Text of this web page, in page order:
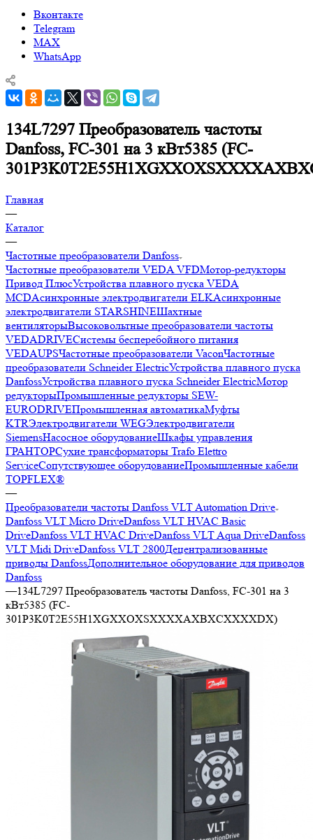
Вконтакте
Telegram
MAX
WhatsApp
134L7297 Преобразователь частоты
Danfoss, FC-301 на 3 кВт5385 (FC-
Главная
—
Каталог
—
Частотные преобразователи Danfoss
Частотные преобразователи VEDA VFDМотор-редукторы
Привод ПлюсУстройства плавного пуска VEDA
MCDАсинхронные электродвигатели ELKАсинхронные
электродвигатели STARSHINEШахтные
вентиляторыВысоковольтные преобразователи частоты
VEDADRIVEСистемы бесперебойного питания
VEDAUPSЧастотные преобразователи VaconЧастотные
преобразователи Schneider ElectricУстройства плавного пуска
DanfossУстройства плавного пуска Schneider ElectricМотор
редукторыПромышленные редукторы SEW-
EURODRIVEПромышленная автоматикаМуфты
KTRЭлектродвигатели WEGЭлектродвигатели
SiemensНасосное оборудованиеШкафы управления
ГРАНТОРСухие трансформаторы Trafo Elettro
ServiceСопутствующее оборудованиеПромышленные кабели
TOPFLEX®
—
Преобразователи частоты Danfoss VLT Automation Drive
Danfoss VLT Micro DriveDanfoss VLT HVAC Basic
DriveDanfoss VLT HVAC DriveDanfoss VLT Aqua DriveDanfoss
VLT Midi DriveDanfoss VLT 2800Децентрализованные
приводы DanfossДополнительное оборудование для приводов
Danfoss
—134L7297 Преобразователь частоты Danfoss, FC-301 на 3
кВт5385 (FC-
301P3K0T2E55H1XGXXOXSXXXXAXBXCXXXXDX)